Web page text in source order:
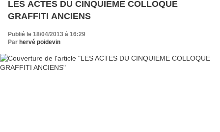
LES ACTES DU CINQUIEME COLLOQUE
GRAFFITI ANCIENS
Publié le 18/04/2013 à 16:29
Par hervé poidevin